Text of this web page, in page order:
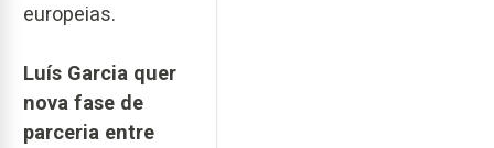
europeias.
Luís Garcia quer
nova fase de
parceria entre